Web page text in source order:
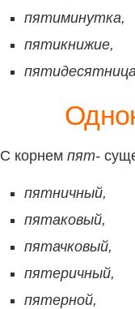
пятиминутка,
пятикнижие,
С корнем пят-
пятничный,
пятаковый,
пятачковый,
пятеричный,
пятерной,